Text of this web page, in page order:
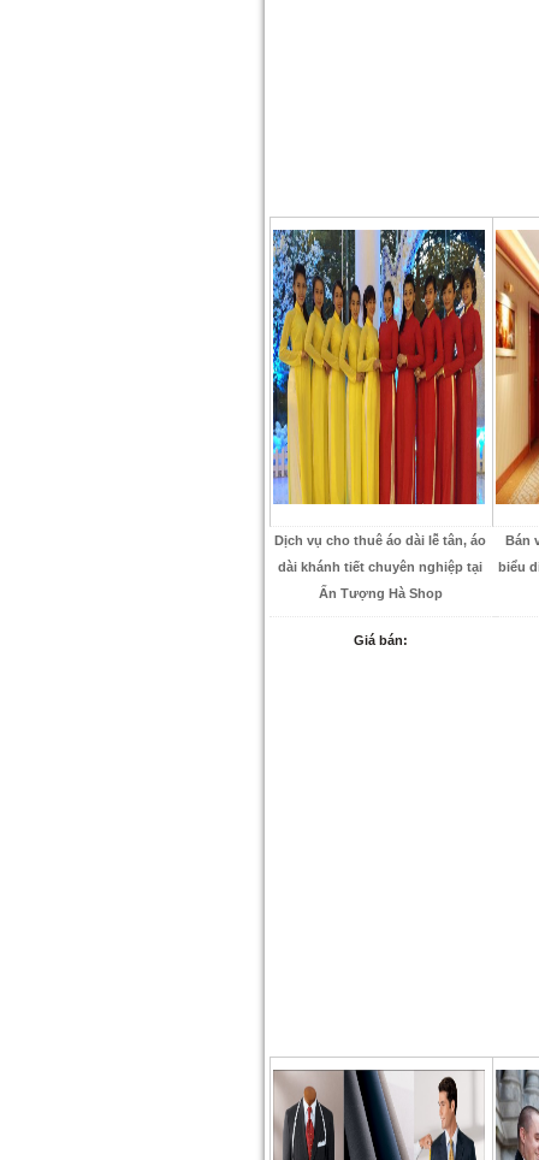
Dịch vụ cho thuê áo dài lễ tân, áo
dài khánh tiết chuyên nghiệp tại
Ấn Tượng Hà Shop
Giá bán:
Bán
biểu